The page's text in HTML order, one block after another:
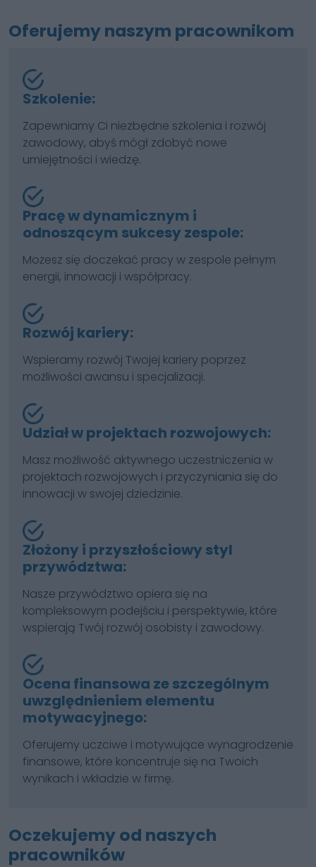
Oferujemy naszym pracownikom
Szkolenie:
Zapewniamy Ci niezbędne szkolenia i rozwój
zawodowy, abyś mógł zdobyć nowe
umiejętności i wiedzę.
Pracę w dynamicznym i
odnoszącym sukcesy zespole:
Możesz się doczekać pracy w zespole pełnym
energii, innowacji i współpracy.
Rozwój kariery:
Wspieramy rozwój Twojej kariery poprzez
możliwości awansu i specjalizacji.
Udział w projektach rozwojowych:
Masz możliwość aktywnego uczestniczenia w
projektach rozwojowych i przyczyniania się do
innowacji w swojej dziedzinie.
Złożony i przyszłościowy styl
przywództwa:
Nasze przywództwo opiera się na
kompleksowym podejściu i perspektywie, które
wspierają Twój rozwój osobisty i zawodowy.
Ocena finansowa ze szczególnym
uwzględnieniem elementu
motywacyjnego:
Oferujemy uczciwe i motywujące wynagrodzenie
finansowe, które koncentruje się na Twoich
wynikach i wkładzie w firmę.
Oczekujemy od naszych
pracowników